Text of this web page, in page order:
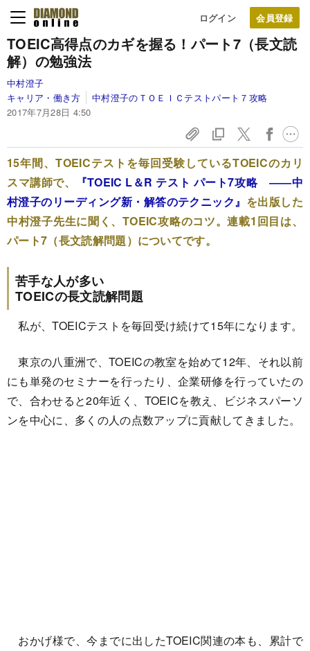
ログイン
TOEIC高得点のカギを握る！パート7（長文読
解）の勉強法
中村澄子
キャリア・働き方
中村澄子のＴＯＥＩＣテストパート７攻略
2017年7月28日 4:50
15年間、TOEICテストを毎回受験しているTOEICのカリ
スマ講師で、
『TOEIC L＆R テスト パート7攻略 ――中
村澄子のリーディング新・解答のテクニック』 を出版した
中村澄子先生に聞く、TOEIC攻略のコツ。連載1回目は、
パート7（長文読解問題）についてです。
苦手な人が多い
TOEICの長文読解問題
私が、TOEICテストを毎回受け続けて15年になります。
東京の八重洲で、TOEICの教室を始めて12年、それ以前
にも単発のセミナーを行ったり、企業研修を行っていたの
で、合わせると20年近く、TOEICを教え、ビジネスパーソ
ンを中心に、多くの人の点数アップに貢献してきました。
おかげ様で、今までに出したTOEIC関連の本も、累計で